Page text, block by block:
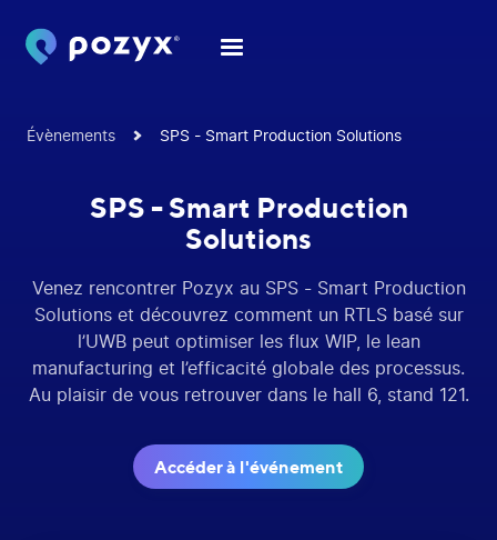
Évènements SPS - Smart Production Solutions
SPS - Smart Production
Solutions
Venez rencontrer Pozyx au SPS - Smart Production
Solutions et découvrez comment un RTLS basé sur
l’UWB peut optimiser les flux WIP, le lean
manufacturing et l’efficacité globale des processus.
Au plaisir de vous retrouver dans le hall 6, stand 121.
Accéder à l'événement